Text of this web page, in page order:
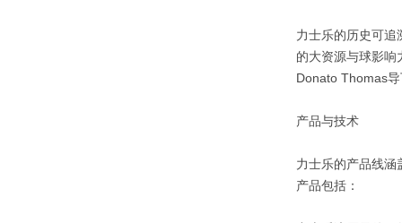
力士乐的历史可
的大资源与球影响
Donato Thomas
产品与技术
力士乐的产品线涵
产品包括：